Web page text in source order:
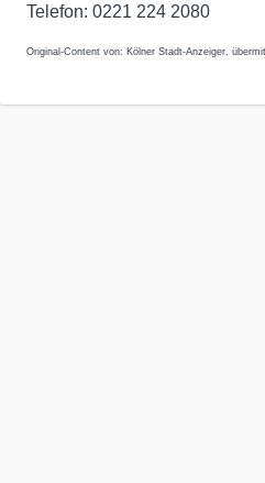
Telefon: 0221 224 2080
Original-Content von: Kölner Stadt-Anzeiger,